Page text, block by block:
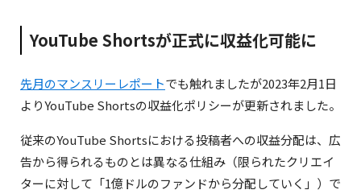
トーリーズやライブ等）
1対多数で交流できる「Broadcast Channels」
クリエイターから参加者向けに動画, 写真, テキスト,
アンケートなど情報発信可能
YouTube Shortsが正式に収益化可能に
先月のマンスリーレポートでも触れましたが2023年2月1日
よりYouTube Shortsの収益化ポリシーが更新されました。
従来のYouTube Shortsにおける投稿者への収益分配は、広
告から得られるものとは異なる仕組み（限られたクリエイ
ターに対して「1億ドルのファンドから分配していく」）で